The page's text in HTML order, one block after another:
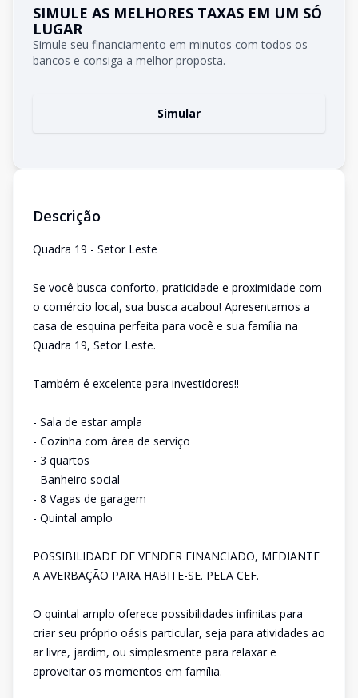
SIMULE AS MELHORES TAXAS EM UM SÓ
LUGAR
Simule seu financiamento em minutos com todos os
bancos e consiga a melhor proposta.
Simular
Descrição
Quadra 19 - Setor Leste
Se você busca conforto, praticidade e proximidade com
o comércio local, sua busca acabou! Apresentamos a
casa de esquina perfeita para você e sua família na
Quadra 19, Setor Leste.
Também é excelente para investidores!!
- Sala de estar ampla
- Cozinha com área de serviço
- 3 quartos
- Banheiro social
- 8 Vagas de garagem
- Quintal amplo
POSSIBILIDADE DE VENDER FINANCIADO, MEDIANTE
A AVERBAÇÃO PARA HABITE-SE. PELA CEF.
O quintal amplo oferece possibilidades infinitas para
criar seu próprio oásis particular, seja para atividades ao
ar livre, jardim, ou simplesmente para relaxar e
aproveitar os momentos em família.